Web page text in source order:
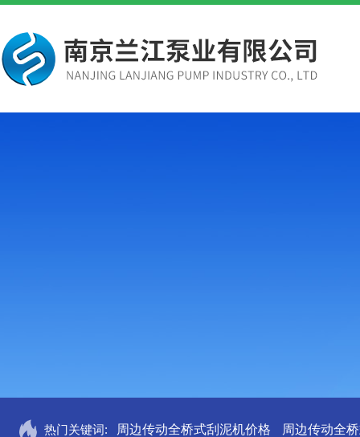
热门关键词: 周边传动全桥式刮泥机价格 周边传动全